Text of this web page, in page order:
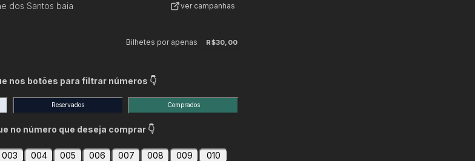
dos Santos baia ver campanhas
Bilhetes por apenas R$30,00
nos botões para filtrar números 👇
Reservados Comprados
no número que deseja comprar 👇
003 004 005 006 007 008 009
010